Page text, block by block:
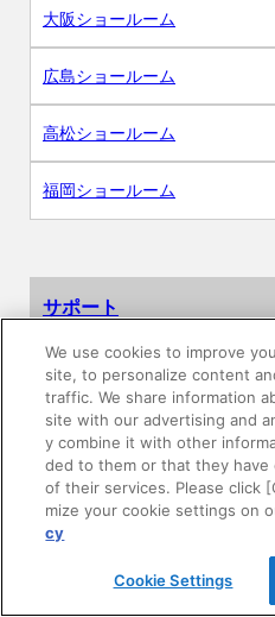
大阪ショールーム
広島ショールーム
高松ショールーム
福岡ショールーム
サポート
よくあるご質問
カタログ閲覧・資料請求
各種データダウンロード
WEB見積・各種シミュレーショ
交換用部品の購入
We use cookies to improve
site, to personalize content
traffic. We share information
site with our advertising and
y combine it with other
ded to them or that they have
of their services. Please click
mize your cookie settings on
cy
Cookie Settings